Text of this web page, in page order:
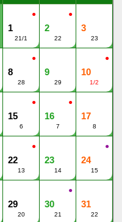
●
1
21/1
●
2
22
3
23
●
8
28
9
29
●
10
1/2
●
15
6
●
16
7
17
8
●
22
13
23
14
●
24
15
29
20
●
30
21
31
22